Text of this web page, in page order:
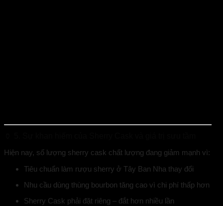
Hiện nay, số lượng sherry cask chất lượng đang giảm mạnh vì:
Tiêu chuẩn làm rượu sherry ở Tây Ban Nha thay đổi
Nhu cầu dùng thùng bourbon tăng cao vì chi phí thấp hơn
Sherry Cask phải đặt riêng – đắt hơn nhiều lần